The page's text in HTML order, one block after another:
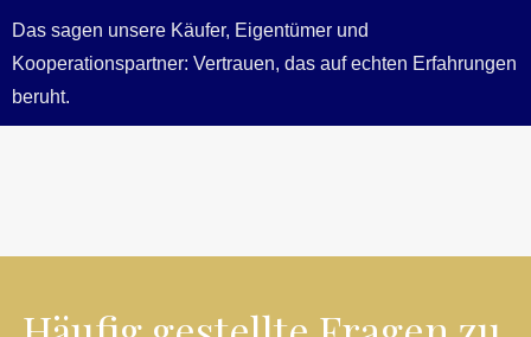
Das sagen unsere Käufer, Eigentümer und
Kooperationspartner: Vertrauen, das auf echten Erfahrungen
beruht.